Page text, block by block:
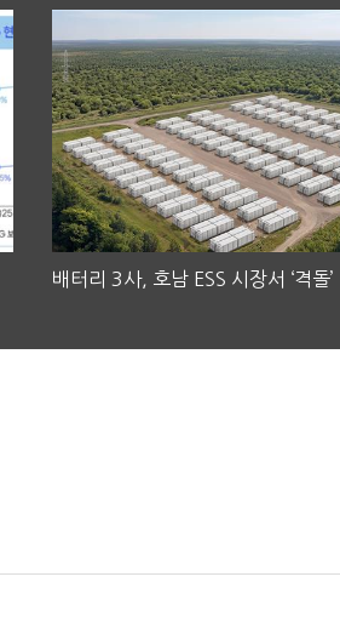
배터리 3사, 호남 ESS 시장서 ‘격돌’